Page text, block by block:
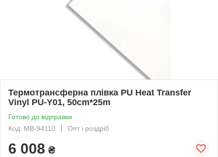
Термотрансферна плівка PU Heat Transfer
Vinyl PU-Y01, 50cm*25m
Готово до відправки
Код: MB-94110
Опт і роздріб
6 008 ₴